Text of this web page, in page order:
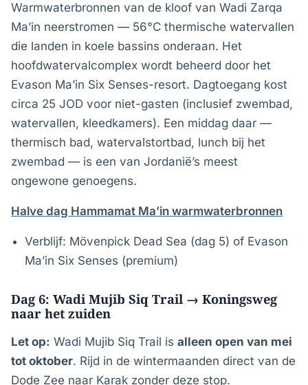
Warmwaterbronnen van de kloof van Wadi Zarqa
Ma’in neerstromen — 56°C thermische watervallen
die landen in koele bassins onderaan. Het
hoofdwatervalcomplex wordt beheerd door het
Evason Ma’in Six Senses-resort. Dagtoegang kost
circa 25 JOD voor niet-gasten (inclusief zwembad,
watervallen, kleedkamers). Een middag daar —
thermisch bad, watervalstortbad, lunch bij het
zwembad — is een van Jordanië’s meest
ongewone genoegens.
Halve dag Hammamat Ma’in warmwaterbronnen
Verblijf: Mövenpick Dead Sea (dag 5) of Evason
Ma’in Six Senses (premium)
Dag 6: Wadi Mujib Siq Trail → Koningsweg
naar het zuiden
Let op: Wadi Mujib Siq Trail is alleen open van mei
tot oktober. Rijd in de wintermaanden direct van de
Dode Zee naar Karak zonder deze stop.